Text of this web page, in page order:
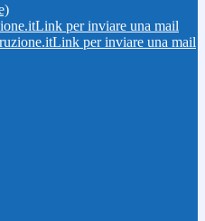
Link per inviare una mail
Link per inviare una mail